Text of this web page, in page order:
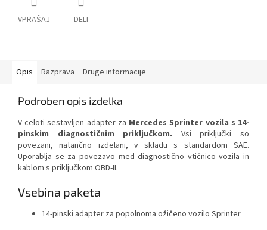
VPRAŠAJ DELI
Opis Razprava Druge informacije
Podroben opis izdelka
V celoti sestavljen adapter za Mercedes Sprinter vozila s 14-
pinskim diagnostičnim priključkom. Vsi priključki so
povezani, natančno izdelani, v skladu s standardom SAE.
Uporablja se za povezavo med diagnostično vtičnico vozila in
kablom s priključkom OBD-II.
Vsebina paketa
14-pinski adapter za popolnoma ožičeno vozilo Sprinter